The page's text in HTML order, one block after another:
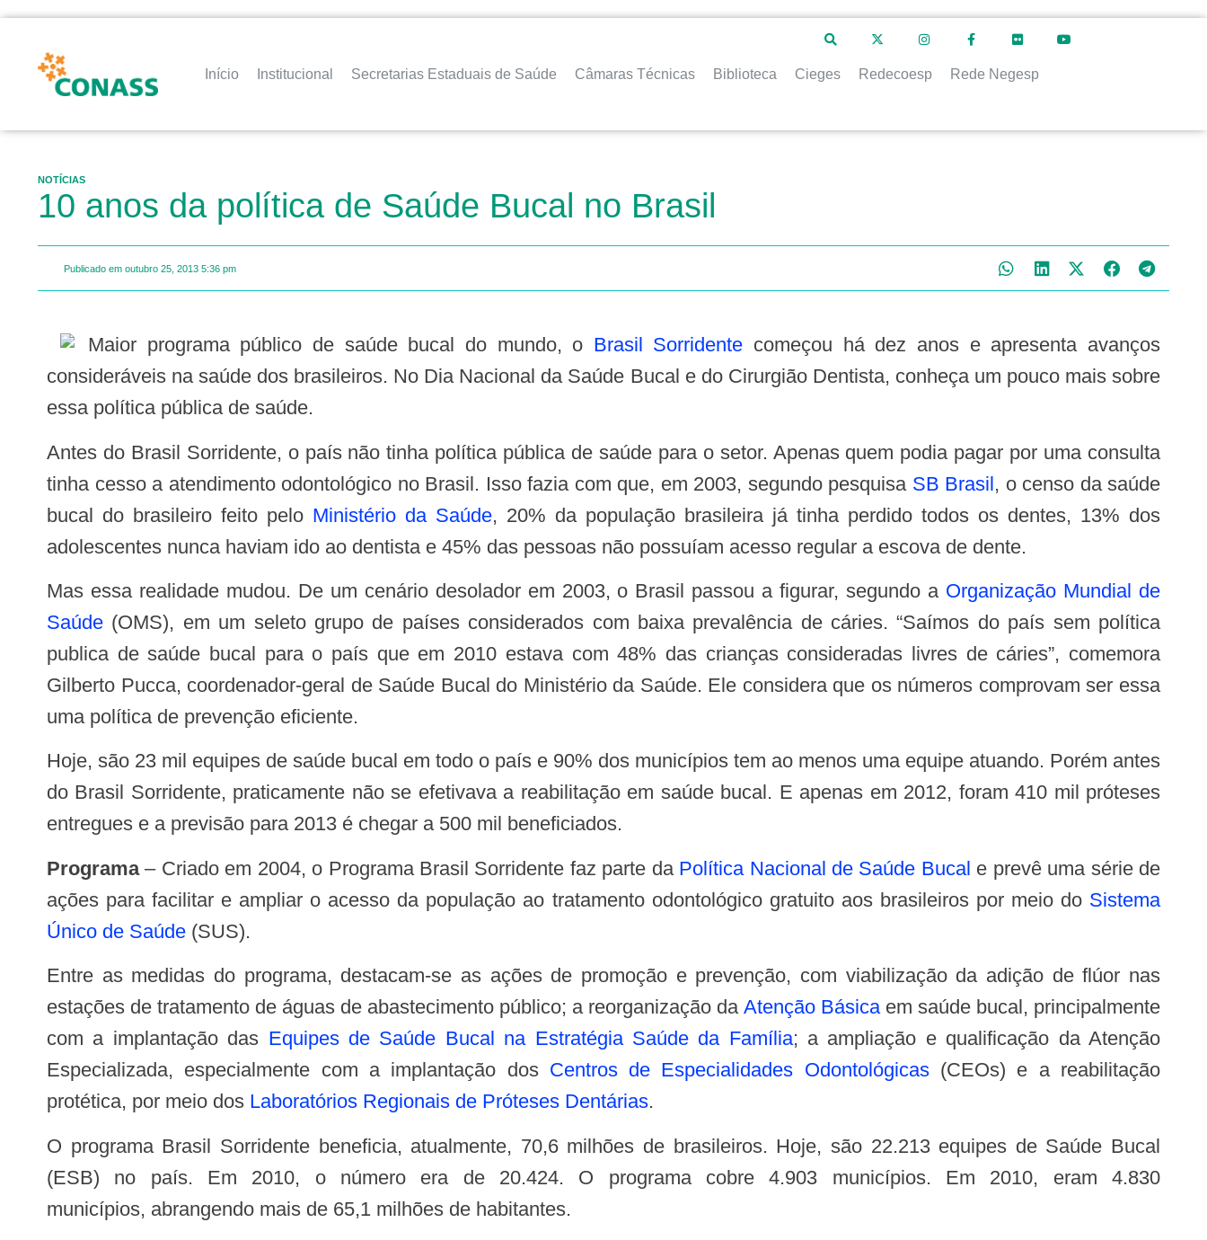
Início Institucional Secretarias Estaduais de Saúde Câmaras Técnicas Biblioteca Cieges Redecoesp Rede Negesp
NOTÍCIAS
10 anos da política de Saúde Bucal no Brasil
Publicado em outubro 25, 2013 5:36 pm
Maior programa público de saúde bucal do mundo, o Brasil Sorridente começou há dez anos e apresenta avanços
consideráveis na saúde dos brasileiros. No Dia Nacional da Saúde Bucal e do Cirurgião Dentista, conheça um pouco mais sobre
essa política pública de saúde.
Antes do Brasil Sorridente, o país não tinha política pública de saúde para o setor. Apenas quem podia pagar por uma consulta
tinha cesso a atendimento odontológico no Brasil. Isso fazia com que, em 2003, segundo pesquisa SB Brasil, o censo da saúde
bucal do brasileiro feito pelo Ministério da Saúde, 20% da população brasileira já tinha perdido todos os dentes, 13% dos
adolescentes nunca haviam ido ao dentista e 45% das pessoas não possuíam acesso regular a escova de dente.
Mas essa realidade mudou. De um cenário desolador em 2003, o Brasil passou a figurar, segundo a Organização Mundial de
Saúde (OMS), em um seleto grupo de países considerados com baixa prevalência de cáries. “Saímos do país sem política
publica de saúde bucal para o país que em 2010 estava com 48% das crianças consideradas livres de cáries”, comemora
Gilberto Pucca, coordenador-geral de Saúde Bucal do Ministério da Saúde. Ele considera que os números comprovam ser essa
uma política de prevenção eficiente.
Hoje, são 23 mil equipes de saúde bucal em todo o país e 90% dos municípios tem ao menos uma equipe atuando. Porém antes
do Brasil Sorridente, praticamente não se efetivava a reabilitação em saúde bucal. E apenas em 2012, foram 410 mil próteses
entregues e a previsão para 2013 é chegar a 500 mil beneficiados.
Programa– Criado em 2004, o Programa Brasil Sorridente faz parte da Política Nacional de Saúde Bucal e prevê uma série de
ações para facilitar e ampliar o acesso da população ao tratamento odontológico gratuito aos brasileiros por meio do Sistema
Único de Saúde (SUS).
Entre as medidas do programa, destacam-se as ações de promoção e prevenção, com viabilização da adição de flúor nas
estações de tratamento de águas de abastecimento público; a reorganização da Atenção Básicaem saúde bucal, principalmente
com a implantação das Equipes de Saúde Bucal na Estratégia Saúde da Família; a ampliação e qualificação da Atenção
Especializada, especialmente com a implantação dos Centros de Especialidades Odontológicas(CEOs) e a reabilitação
protética, por meio dos Laboratórios Regionais de Próteses Dentárias.
O programa Brasil Sorridente beneficia, atualmente, 70,6 milhões de brasileiros. Hoje, são 22.213 equipes de Saúde Bucal
(ESB) no país. Em 2010, o número era de 20.424. O programa cobre 4.903 municípios. Em 2010, eram 4.830
municípios, abrangendo mais de 65,1 milhões de habitantes.